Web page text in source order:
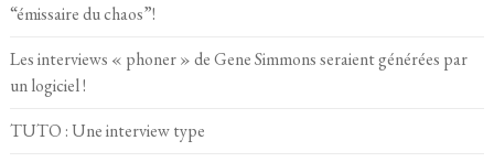
“émissaire du chaos”!
Les interviews « phoner » de Gene Simmons seraient générées par
un logiciel !
TUTO : Une interview type